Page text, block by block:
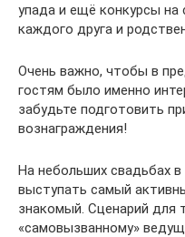
упада и ещё конкурсы на
каждого друга и
Очень важно, чтобы в
гостям было именно
забудьте подготовить
вознаграждения!
На небольших свадьбах
выступать самый
знакомый. Сценарий
«самовызванному»